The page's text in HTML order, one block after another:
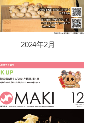
2024年2月